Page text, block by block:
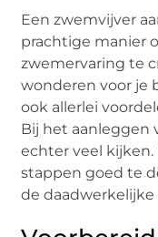
Een zwemvijver
prachtige manier
zwemervaring te
wonderen voor je
ook allerlei
Bij het aanleggen
echter veel
stappen goed te
de daadwerkelijke